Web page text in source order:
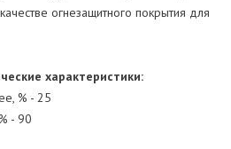
огнезащитного покрытия для
характеристики:
% - 25
- 90